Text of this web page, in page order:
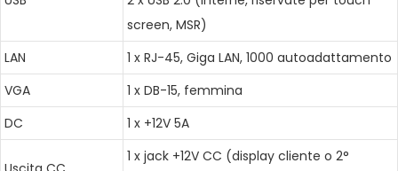
screen, MSR)
LAN
1 x RJ-45, Giga LAN, 1000 autoadattamento
VGA
1 x DB-15, femmina
DC
1 x +12V 5A
1 x jack +12V CC (display cliente o 2°